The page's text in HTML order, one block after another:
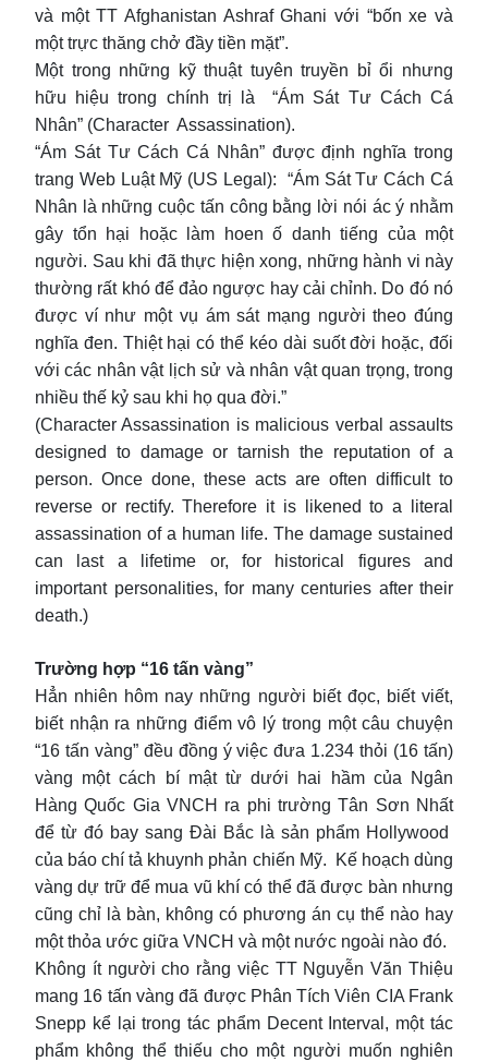
và một TT Afghanistan Ashraf Ghani với “bốn xe và
một trực thăng chở đầy tiền mặt”.
Một trong những kỹ thuật tuyên truyền bỉ ổi nhưng
hữu hiệu trong chính trị là “Ám Sát Tư Cách Cá
Nhân” (Character Assassination).
“Ám Sát Tư Cách Cá Nhân” được định nghĩa trong
trang Web Luật Mỹ (US Legal): “Ám Sát Tư Cách Cá
Nhân là những cuộc tấn công bằng lời nói ác ý nhằm
gây tổn hại hoặc làm hoen ố danh tiếng của một
người. Sau khi đã thực hiện xong, những hành vi này
thường rất khó để đảo ngược hay cải chỉnh. Do đó nó
được ví như một vụ ám sát mạng người theo đúng
nghĩa đen. Thiệt hại có thể kéo dài suốt đời hoặc, đối
với các nhân vật lịch sử và nhân vật quan trọng, trong
nhiều thế kỷ sau khi họ qua đời.”
(Character Assassination is malicious verbal assaults
designed to damage or tarnish the reputation of a
person. Once done, these acts are often difficult to
reverse or rectify. Therefore it is likened to a literal
assassination of a human life. The damage sustained
can last a lifetime or, for historical figures and
important personalities, for many centuries after their
death.)
Trường hợp “16 tấn vàng”
Hẳn nhiên hôm nay những người biết đọc, biết viết,
biết nhận ra những điểm vô lý trong một câu chuyện
“16 tấn vàng” đều đồng ý việc đưa 1.234 thỏi (16 tấn)
vàng một cách bí mật từ dưới hai hầm của Ngân
Hàng Quốc Gia VNCH ra phi trường Tân Sơn Nhất
để từ đó bay sang Đài Bắc là sản phẩm Hollywood
của báo chí tả khuynh phản chiến Mỹ. Kế hoạch dùng
vàng dự trữ để mua vũ khí có thể đã được bàn nhưng
cũng chỉ là bàn, không có phương án cụ thể nào hay
một thỏa ước giữa VNCH và một nước ngoài nào đó.
Không ít người cho rằng việc TT Nguyễn Văn Thiệu
mang 16 tấn vàng đã được Phân Tích Viên CIA Frank
Snepp kể lại trong tác phẩm Decent Interval, một tác
phẩm không thể thiếu cho một người muốn nghiên